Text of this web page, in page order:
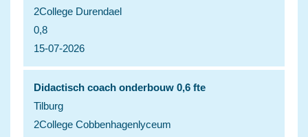
2College Durendael
0,8
15-07-2026
Didactisch coach onderbouw 0,6 fte
Tilburg
2College Cobbenhagenlyceum